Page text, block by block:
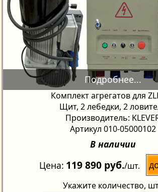
Комплект агрегатов для
Щит, 2 лебедки, 2
Производитель:
Артикул 010-05000102
В наличии
Цена 119 890 руб./шт.
Укажите количество,